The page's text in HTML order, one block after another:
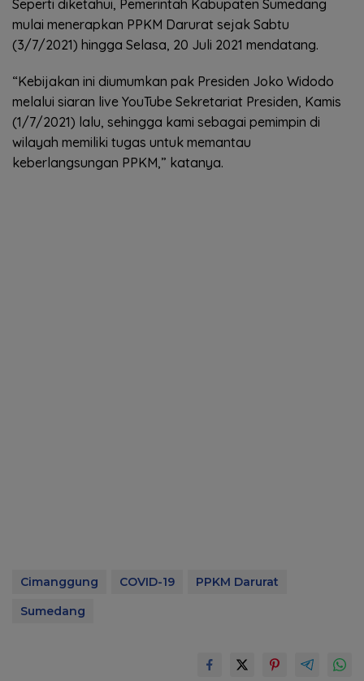
Seperti diketahui, Pemerintah Kabupaten Sumedang
mulai menerapkan PPKM Darurat sejak Sabtu
(3/7/2021) hingga Selasa, 20 Juli 2021 mendatang.
“Kebijakan ini diumumkan pak Presiden Joko Widodo
melalui siaran live YouTube Sekretariat Presiden, Kamis
(1/7/2021) lalu, sehingga kami sebagai pemimpin di
wilayah memiliki tugas untuk memantau
keberlangsungan PPKM,” katanya.
Cimanggung COVID-19
PPKM Darurat
Sumedang